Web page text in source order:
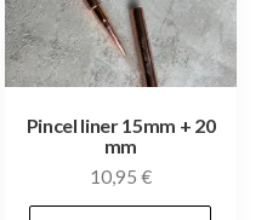
Pincel liner 15mm + 20
mm
10,95 €